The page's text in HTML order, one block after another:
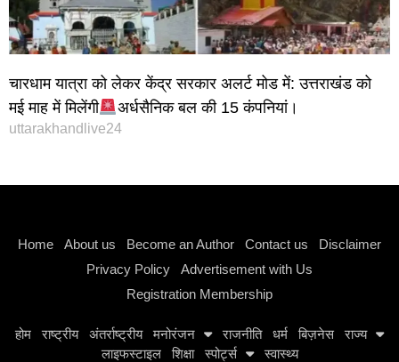
चारधाम यात्रा को लेकर केंद्र सरकार अलर्ट मोड में: उत्तराखंड को
मई माह में मिलेंगी
अर्धसैनिक बल की 15 कंपनियां।
uttarakhandlive24
Home About us Become an Author Contact us
Disclaimer
Privacy Policy
Advertisement with Us
Registration Membership
होम राष्ट्रीय अंतर्राष्ट्रीय मनोरंजन राजनीति धर्म बिज़नेस
राज्य
लाइफस्टाइल
शिक्षा स्पोर्ट्स स्वास्थ्य